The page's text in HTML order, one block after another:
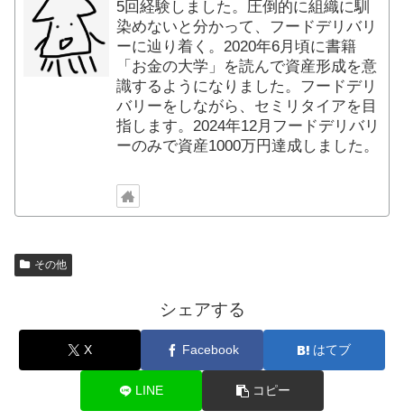
5回経験しました。圧倒的に組織に馴
染めないと分かって、フードデリバリ
ーに辿り着く。2020年6月頃に書籍
「お金の大学」を読んで資産形成を意
識するようになりました。フードデリ
バリーをしながら、セミリタイアを目
指します。2024年12月フードデリバリ
ーのみで資産1000万円達成しました。
その他
シェアする
X Facebook はてブ
LINE コピー